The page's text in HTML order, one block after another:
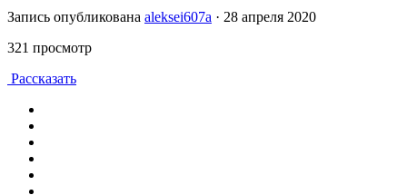
Запись опубликована aleksei607a · 28 апреля 2020
321 просмотр
Рассказать